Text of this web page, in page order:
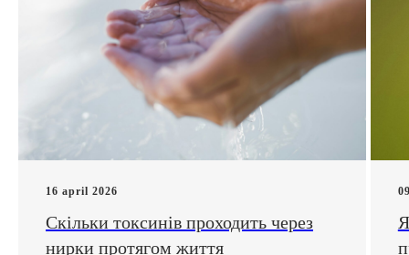
16 april 2026
Скільки токсинів проходить через
нирки протягом життя